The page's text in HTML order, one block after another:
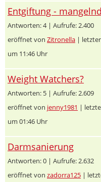
Entgiftung -
Antworten: 4 | Aufrufe: 2.400
eröffnet von Zitronella |
um 11:46 Uhr
Weight Watchers?
Antworten: 5 | Aufrufe: 2.609
eröffnet von jenny1981 |
um 01:46 Uhr
Darmsanierung
Antworten: 0 | Aufrufe: 2.632
eröffnet von zadorra125 |